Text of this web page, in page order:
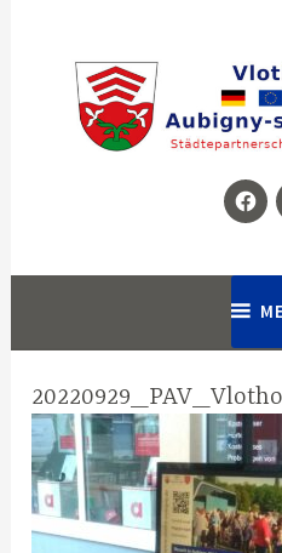
springen
Homepage für die
Deutschland und